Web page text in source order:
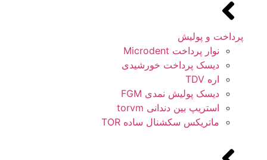
پرداخت و پولیش
نوار پرداخت Microdent
دیسک پرداخت خورشیدی
اره TDV
دیسک پولیش نمدی FGM
استریپ بین دندانی torvm
ماتریکس سکشنال ساده TOR